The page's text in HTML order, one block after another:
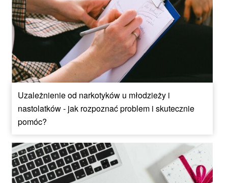
Uzależnienie od narkotyków u młodzieży i
nastolatków - jak rozpoznać problem i skutecznie
pomóc?